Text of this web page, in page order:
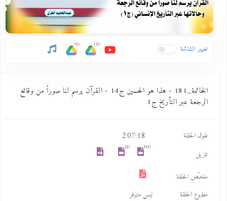
تغيير الشاشة HD
SD
الخاتمة_181 - هذا هو الحسين ج14 - القرآن يرسم لنا صوراً من وقائع
الرجعة عبر التأريخ ج1
طول الحلقة 2:07:18
تنزيل
HD
SD
ملخـّص الحلقة
مطبوع الحلقة
ليس متوفر